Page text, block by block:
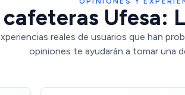
Ufesa:
reales de usuarios que han
opiniones te ayudarán a tomar una